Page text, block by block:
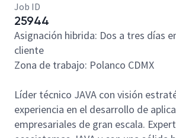
Job ID
25944
Asignación hibrida: Dos a tres días
cliente
Zona de trabajo: Polanco CDMX
Líder técnico JAVA con visión
experiencia en el desarrollo de
empresariales de gran escala.